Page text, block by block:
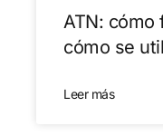
ATN: cómo
cómo se
Leer más